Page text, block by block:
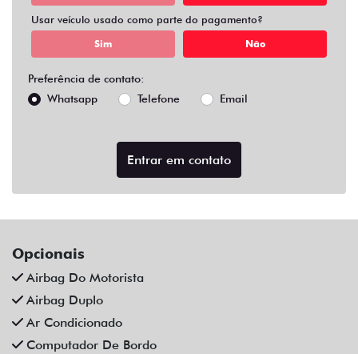
Usar veículo usado como parte do pagamento?
Sim Não
Preferência de contato:
Whatsapp
Telefone Email
Entrar em contato
Opcionais
Airbag Do Motorista
Airbag Duplo
Ar Condicionado
Computador De Bordo